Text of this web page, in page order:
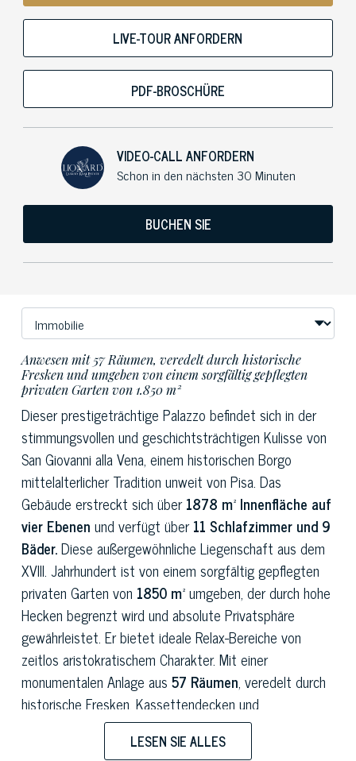
LIVE-TOUR ANFORDERN
PDF-BROSCHÜRE
VIDEO-CALL ANFORDERN
Schon in den nächsten 30 Minuten
BUCHEN SIE
Anwesen mit 57 Räumen, veredelt durch historische
Fresken und umgeben von einem sorgfältig gepflegten
privaten Garten von 1.850 m²
Dieser prestigeträchtige Palazzo befindet sich in der
stimmungsvollen und geschichtsträchtigen Kulisse von
San Giovanni alla Vena, einem historischen Borgo
mittelalterlicher Tradition unweit von Pisa. Das
Gebäude erstreckt sich über1878 m² Innenfläche auf
vier Ebenen und verfügt über11 Schlafzimmer und 9
Bäder.Diese außergewöhnliche Liegenschaft aus dem
XVIII. Jahrhundert ist von einem sorgfältig gepflegten
privaten Garten von 1850 m²umgeben, der durch hohe
Hecken begrenzt wird und absolute Privatsphäre
gewährleistet. Er bietet ideale Relax-Bereiche von
zeitlos aristokratischem Charakter. Mit einer
monumentalen Anlage aus 57 Räumen, veredelt durch
historische Fresken, Kassettendecken und
Mosaikböden, verfügt die Residenz zudem über eine
hervorragend erhaltene antikeÖlmühle
LESEN SIE ALLES